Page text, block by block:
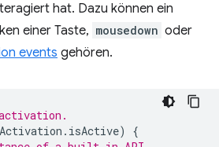
hat. Dazu können ein
einer Taste, mousedown oder
events gehören.
. isActive)
{